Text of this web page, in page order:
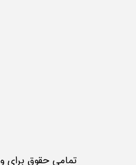
تمامی حقوق برای